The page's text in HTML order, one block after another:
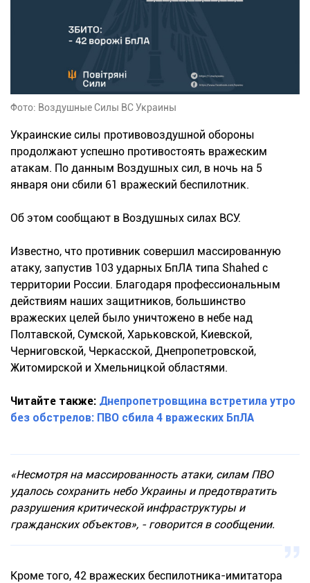
Фото: Воздушные Силы ВС Украины
Украинские силы противовоздушной обороны
продолжают успешно противостоять вражеским
атакам. По данным Воздушных сил, в ночь на 5
января они сбили 61 вражеский беспилотник.
Об этом сообщают в Воздушных силах ВСУ.
Известно, что противник совершил массированную
атаку, запустив 103 ударных БпЛА типа Shahed с
территории России. Благодаря профессиональным
действиям наших защитников, большинство
вражеских целей было уничтожено в небе над
Полтавской, Сумской, Харьковской, Киевской,
Черниговской, Черкасской, Днепропетровской,
Житомирской и Хмельницкой областями.
Читайте также: Днепропетровщина встретила утро
без обстрелов: ПВО сбила 4 вражеских БпЛА
«Несмотря на массированность атаки, силам ПВО
удалось сохранить небо Украины и предотвратить
разрушения критической инфраструктуры и
гражданских объектов», - говорится в сообщении.
Кроме того, 42 вражеских беспилотника-имитатора